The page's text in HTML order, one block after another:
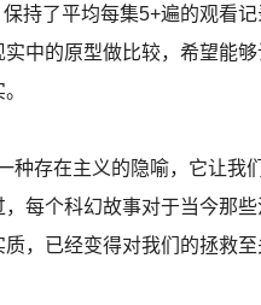
持了平均每集5+遍的观看
中的原型做比较，希望能
种存在主义的隐喻，它让我
每个科幻故事对于当今那
质，已经变得对我们的拯救